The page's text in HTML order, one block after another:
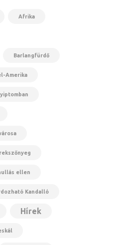
Afrika
Barlangfürdő
Amerika
ellen
Kandalló
Hírek